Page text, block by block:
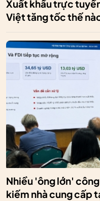
Xuất khẩu trực
Việt tăng tốc thế
Nhiều 'ông lớn'
kiếm nhà cung cấp